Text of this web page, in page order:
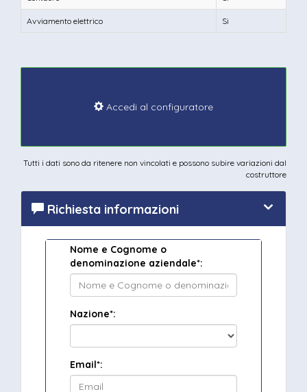
Avviamento elettrico Si
Accedi al configuratore
Tutti i dati sono da ritenere non vincolati e possono subire variazioni dal
costruttore
Richiesta informazioni
Nome e Cognome o
denominazione aziendale*:
Nazione*:
Email*: